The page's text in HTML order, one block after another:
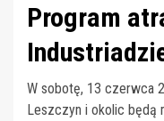
Program
W sobotę, 13 czerwca
Leszczyn i okolic będą